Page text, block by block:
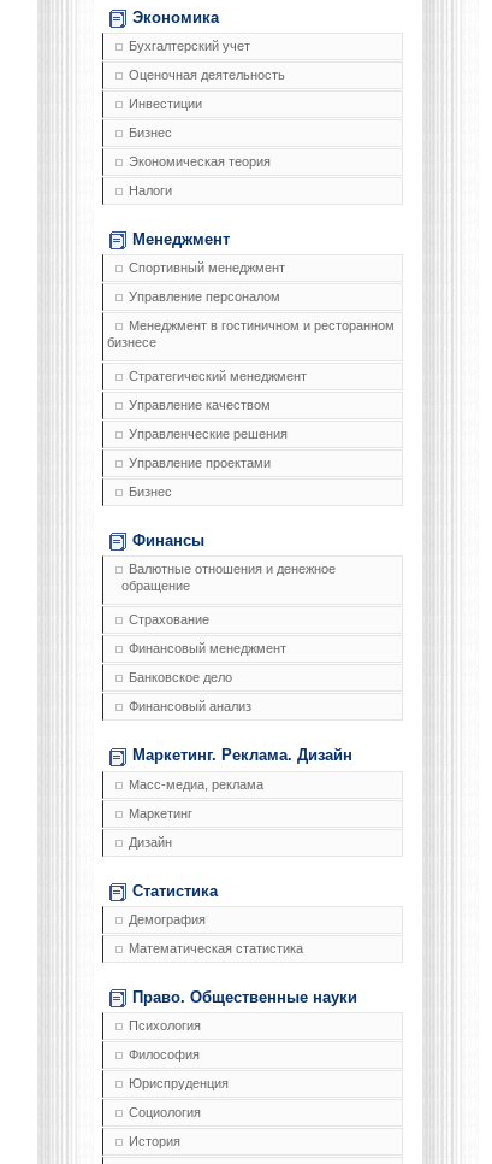
Экономика
Бухгалтерский учет
Оценочная деятельность
Инвестиции
Бизнес
Экономическая теория
Налоги
Менеджмент
Спортивный менеджмент
Управление персоналом
Менеджмент в гостиничном и ресторанном
бизнесе
Стратегический менеджмент
Управление качеством
Управленческие решения
Управление проектами
Бизнес
Финансы
Валютные отношения и денежное
обращение
Страхование
Финансовый менеджмент
Банковское дело
Финансовый анализ
Маркетинг. Реклама. Дизайн
Масс-медиа, реклама
Маркетинг
Дизайн
Статистика
Демография
Математическая статистика
Право. Общественные науки
Психология
Философия
Юриспруденция
Социология
История